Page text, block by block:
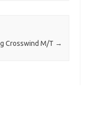
Crosswind M/T →